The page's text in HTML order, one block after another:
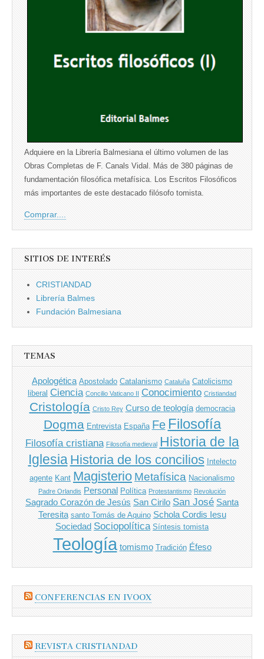
Adquiere en la Librería Balmesiana el último volumen de las
Obras Completas de F. Canals Vidal. Más de 380 páginas de
fundamentación filosófica metafísica. Los Escritos Filosóficos
más importantes de este destacado filósofo tomista.
Comprar....
SITIOS DE INTERÉS
CRISTIANDAD
Librería Balmes
Fundación Balmesiana
TEMAS
Apologética Apostolado Catalanismo Cataluña Catolicismo
liberal Ciencia Concilio Vaticano II Conocimiento Cristiandad
Cristología Cristo Rey Curso de teología democracia
Dogma Entrevista España Fe Filosofía
Filosofía cristiana Filosofía medieval Historia de la
Iglesia Historia de los concilios Intelecto
agente Kant Magisterio Metafísica Nacionalismo
Padre Orlandis Personal Política Protestantismo Revolución
Sagrado Corazón de Jesús San Cirilo San José Santa
Teresita santo Tomás de Aquino Schola Cordis Iesu
Sociedad Sociopolítica Síntesis tomista
Teología tomismo Tradición Éfeso
CONFERENCIAS EN IVOOX
REVISTA CRISTIANDAD